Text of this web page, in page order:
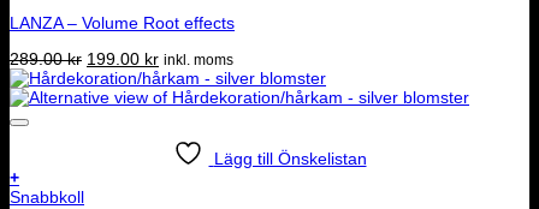
LANZA – Volume Root effects
289.00kr Det
ursprungliga
priset
199.00 krDet
nuvarande
priset
inkl. moms
Lägg till Önskelistan
+
Snabbkoll